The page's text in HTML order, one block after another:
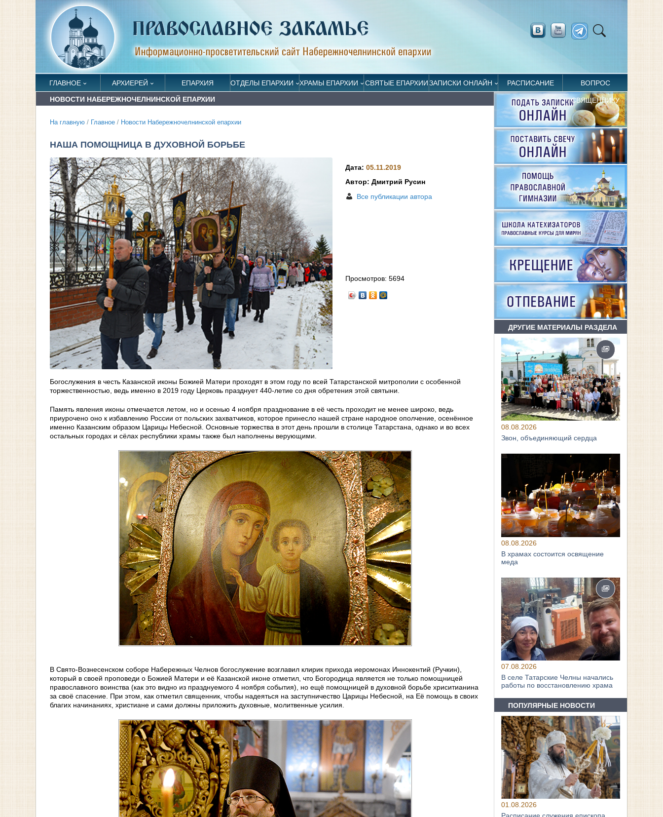
ГЛАВНОЕ АРХИЕРЕЙ ЕПАРХИЯ ОТДЕЛЫ ЕПАРХИИ ХРАМЫ ЕПАРХИИ СВЯТЫЕ ЕПАРХИИЗАПИСКИ ОНЛАЙН РАСПИСАНИЕ ВОПРОС
СВЯЩЕННИКУ
НОВОСТИ НАБЕРЕЖНОЧЕЛНИНСКОЙ ЕПАРХИИ
На главную / Главное / Новости Набережночелнинской епархии
НАША ПОМОЩНИЦА В ДУХОВНОЙ БОРЬБЕ
Дата:05.11.2019
Автор: Дмитрий Русин
Все публикации автора
Просмотров:5694
Богослужения в честь Казанской иконы Божией Матери проходят в этом году по всей Татарстанской митрополии с особенной
торжественностью, ведь именно в 2019 году Церковь празднует 440-летие со дня обретения этой святыни.
Память явления иконы отмечается летом, но и осенью 4 ноября празднование в её честь проходит не менее широко, ведь
приурочено оно к избавлению России от польских захватчиков, которое принесло нашей стране народное ополчение, осенённое
именно Казанским образом Царицы Небесной. Основные торжества в этот день прошли в столице Татарстана, однако и во всех
остальных городах и сёлах республики храмы также был наполнены верующими.
В Свято-Вознесенском соборе Набережных Челнов богослужение возглавил клирик прихода иеромонах Иннокентий (Ручкин),
который в своей проповеди о Божией Матери и её Казанской иконе отметил, что Богородица является не только помощницей
православного воинства (как это видно из празднуемого 4 ноября события), но ещё помощницей в духовной борьбе хриситианина
за своё спасение. При этом, как отметил священник, чтобы надеяться на заступничество Царицы Небесной, на Её помощь в своих
благих начинаниях, христиане и сами должны приложить духовные, молитвенные усилия.
ДРУГИЕ МАТЕРИАЛЫ РАЗДЕЛА
08.08.2026
Звон, объединяющий сердца
08.08.2026
В храмах состоится освящение
меда
07.08.2026
В селе Татарские Челны начались
работы по восстановлению храма
ПОПУЛЯРНЫЕ НОВОСТИ
01.08.2026